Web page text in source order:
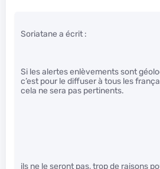
Soriatane a écrit :
Si les alertes enlèvements sont
c’est pour le diffuser à tous les
cela ne sera pas pertinents.
ils ne le seront pas, trop de raisons